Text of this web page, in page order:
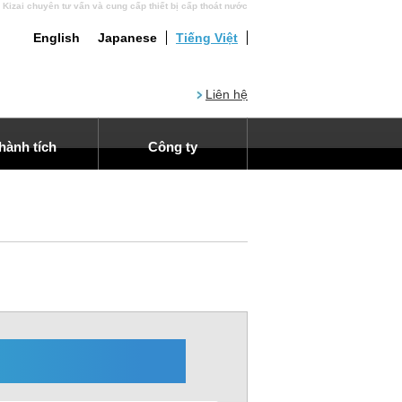
chuyên tư vấn và cung cấp thiết bị cấp thoát nước
Tiếng Việt
Japanese
English
Liên hệ
tích
xử lý nước thải
sử sử dụng nước
Công ty